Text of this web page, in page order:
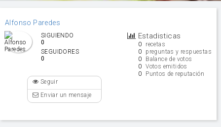
Alfonso Paredes
Estadisticas
0 recetas
0 preguntas y respuestas
0 Balance de votos
0 Votos emitidos
0 Puntos de reputación
SIGUIENDO
0
SEGUIDORES
0
Seguir
Enviar un mensaje